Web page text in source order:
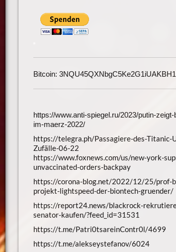
Bitcoin:
https://www.anti-spiegel.ru/2023/putin-
im-maerz-2022/
https://telegra.ph/Passagiere-des-Titanic-
Zufälle-06-22
https://www.foxnews.com/us/new-york-
unvaccinated-orders-backpay
https://corona-blog.net/2022/12/25/prof-
projekt-lightspeed-der-biontech-gruender/
https://report24.news/blackrock-
senator-kaufen/?feed_id=31531
https://t.me/Patri0tsareinContr0l/4699
https://t.me/alekseystefanov/6024